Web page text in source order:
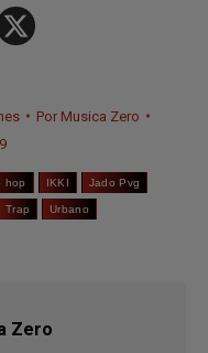
Por Musica Zero
hop IKKI Jado Pvg
Trap Urbano
Zero